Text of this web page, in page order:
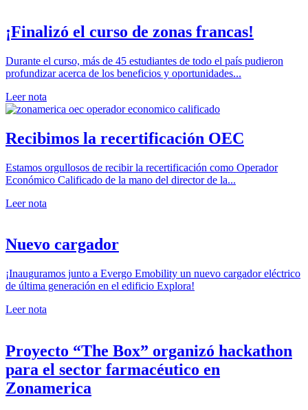
¡Finalizó el curso de zonas francas!
Durante el curso, más de 45 estudiantes de todo el país pudieron
profundizar acerca de los beneficios y oportunidades...
Leer nota
Recibimos la recertificación OEC
Estamos orgullosos de recibir la recertificación como Operador
Económico Calificado de la mano del director de la...
Leer nota
Nuevo cargador
¡Inauguramos junto a Evergo Emobility un nuevo cargador eléctrico
de última generación en el edificio Explora!
Leer nota
Proyecto “The Box” organizó hackathon
para el sector farmacéutico en
Zonamerica